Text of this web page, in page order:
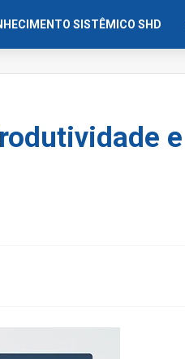
SISTÊMICO SHD
e